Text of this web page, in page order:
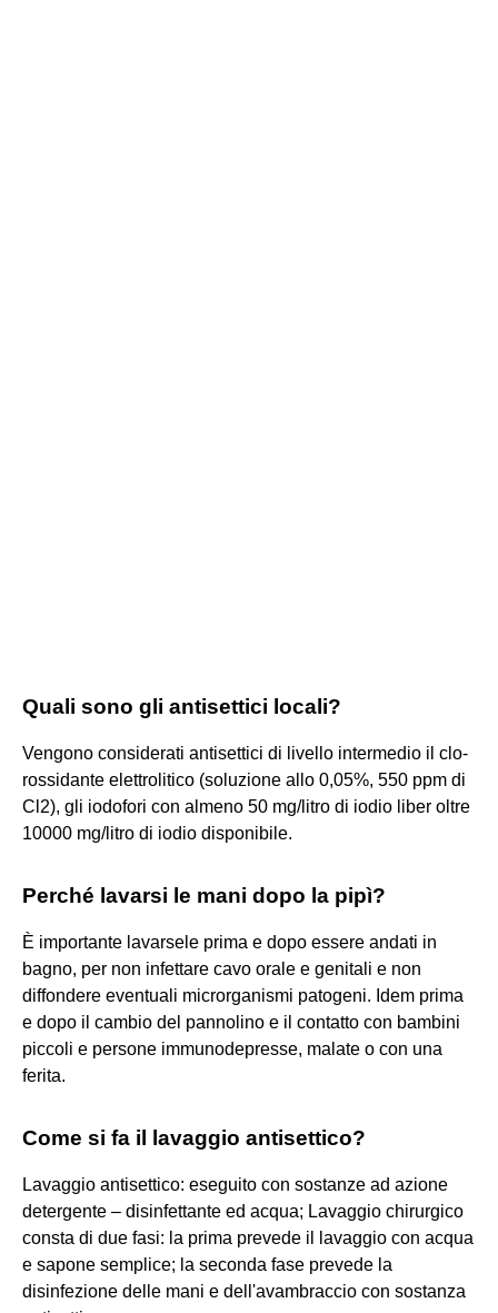
Quali sono gli antisettici locali?
Vengono considerati antisettici di livello intermedio il clo-
rossidante elettrolitico (soluzione allo 0,05%, 550 ppm di
Cl2), gli iodofori con almeno 50 mg/litro di iodio liber oltre
10000 mg/litro di iodio disponibile.
Perché lavarsi le mani dopo la pipì?
È importante lavarsele prima e dopo essere andati in
bagno, per non infettare cavo orale e genitali e non
diffondere eventuali microrganismi patogeni. Idem prima
e dopo il cambio del pannolino e il contatto con bambini
piccoli e persone immunodepresse, malate o con una
ferita.
Come si fa il lavaggio antisettico?
Lavaggio antisettico: eseguito con sostanze ad azione
detergente – disinfettante ed acqua; Lavaggio chirurgico
consta di due fasi: la prima prevede il lavaggio con acqua
e sapone semplice; la seconda fase prevede la
disinfezione delle mani e dell'avambraccio con sostanza